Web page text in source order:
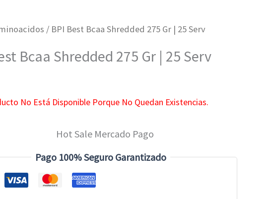
/ BPI Best Bcaa Shredded 275 Gr | 25 Serv
Bcaa Shredded 275 Gr | 25 Serv
No Está Disponible Porque No Quedan Existencias.
Pago 100% Seguro Garantizado